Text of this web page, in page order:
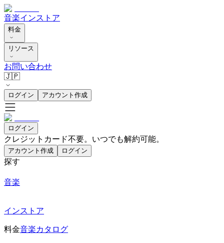
音楽インストア
料金
リソース
お問い合わせ
🇯🇵
ログイン アカウント作成
ログイン
クレジットカード不要。いつでも解約可能。
アカウント作成 ログイン
探す
音楽
インストア
料金音楽カタログ